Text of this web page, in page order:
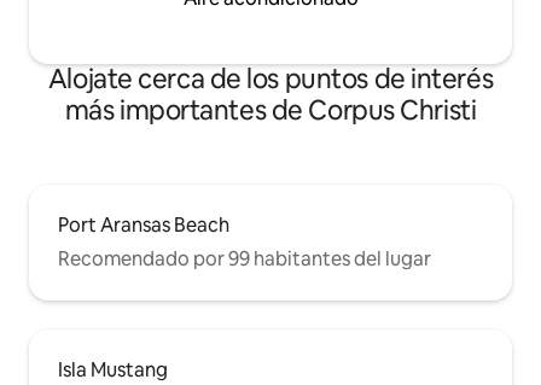
Alojate cerca de los puntos de interés
más importantes de Corpus Christi
Port Aransas Beach
Recomendado por 99 habitantes del lugar
Isla Mustang